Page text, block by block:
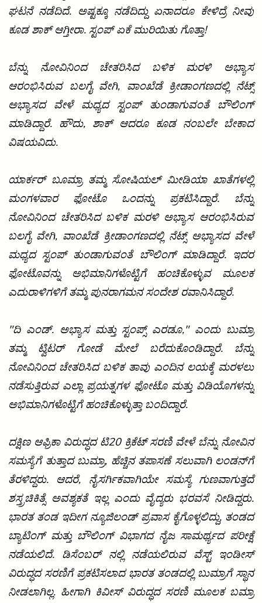
ಘಟನೆ ನಡೆದಿದೆ. ಅಷ್ಟಕ್ಕೂ ನಡೆದಿದ್ದು ಏನಾದರೂ ಕೇಳಿದ್ರೆ ನೀವು
ಕೂಡ ಶಾಕ್ ಆಗ್ತೀರಾ. ಸ್ಟಂಪ್ ಏಕೆ ಮುರಿಯಿತು ಗೊತ್ತಾ!
ಬೆನ್ನು ನೋವಿನಿಂದ ಚೇತರಿಸಿದ ಬಳಿಕ ಮರಳಿ ಅಭ್ಯಾಸ
ಆರಂಭಿಸಿರುವ ಬಲಗೈ ವೇಗಿ, ವಾಂಖೆಡೆ ಕ್ರೀಡಾಂಗಣದಲ್ಲಿ ನೆಟ್ಸ್‌
ಅಭ್ಯಾಸದ ವೇಳೆ ಮಧ್ಯದ ಸ್ಟಂಪ್‌ ತುಂಡಾಗುವಂತೆ ಬೌಲಿಂಗ್‌
ಮಾಡಿದ್ದಾರೆ. ಹೌದು, ಶಾಕ್ ಆದರೂ ಕೂಡ ನಂಬಲೇ ಬೇಕಾದ
ವಿಷಯವಿದು.
ಯಾರ್ಕರ್ ಬೂಮ್ರಾ ತಮ್ಮ ಸೋಷಿಯಲ್‌ ಮೀಡಿಯಾ ಖಾತೆಗಳಲ್ಲಿ
ಮಂಗಳವಾರ ಫೋಟೊ ಒಂದನ್ನು ಪ್ರಕಟಿಸಿದ್ದಾರೆ. ಬೆನ್ನು
ನೋವಿನಿಂದ ಚೇತರಿಸಿದ ಬಳಿಕ ಮರಳಿ ಅಭ್ಯಾಸ ಆರಂಭಿಸಿರುವ
ಬಲಗೈ ವೇಗಿ, ವಾಂಖೆಡೆ ಕ್ರೀಡಾಂಗಣದಲ್ಲಿ ನೆಟ್ಸ್‌ ಅಭ್ಯಾಸದ ವೇಳೆ
ಮಧ್ಯದ ಸ್ಟಂಪ್‌ ತುಂಡಾಗುವಂತೆ ಬೌಲಿಂಗ್‌ ಮಾಡಿದ್ದಾರೆ. ಇದರ
ಫೋಟೊವನ್ನು ಅಭಿಮಾನಿಗಳೊಟ್ಟಿಗೆ ಹಂಚಿಕೊಳ್ಳುವ ಮೂಲಕ
ಎದುರಾಳಿಗಳಿಗೆ ತಮ್ಮ ಪುನರಾಗಮನ ಸಂದೇಶ ರವಾನಿಸಿದ್ದಾರೆ.
"ದಿ ಎಂಡ್‌. ಅಭ್ಯಾಸ ಮತ್ತು ಸ್ಟಂಪ್ಸ್‌ ಎರಡೂ," ಎಂದು ಬುಮ್ರಾ
ತಮ್ಮ ಟ್ವಿಟರ್‌ ಗೋಡೆ ಮೇಲೆ ಬರೆದುಕೊಂಡಿದ್ದಾರೆ. ಬೆನ್ನು
ನೋವಿನಿಂದ ಚೇತರಿಸಿದ ಬಳಿಕ ತಾವು ಎಂದಿನ ಲಯಕ್ಕೆ ಮರಳಲು
ನಡೆಸುತ್ತಿರುವ ಎಲ್ಲಾ ಪ್ರಯತ್ನಗಳ ಫೋಟೊ ಮತ್ತು ವಿಡಿಯೊಗಳನ್ನು
ಅಭಿಮಾನಿಗಳೊಟ್ಟಿಗೆ ಹಂಚಿಕೊಳ್ಳುತ್ತಾ ಬಂದಿದ್ದಾರೆ.
ದಕ್ಷಿಣ ಆಫ್ರಿಕಾ ವಿರುದ್ಧದ ಟಿ20 ಕ್ರಿಕೆಟ್‌ ಸರಣಿ ವೇಳೆ ಬೆನ್ನು ನೋವಿನ
ಸಮಸ್ಯೆಗೆ ತುತ್ತಾದ ಬುಮ್ರಾ, ಹೆಚ್ಚಿನ ತಪಾಸಣೆ ಸಲುವಾಗಿ ಲಂಡನ್‌ಗೆ
ತೆರಳಿದ್ದರು. ಆದರೆ, ನೈಸರ್ಗಿಕವಾಗಿಯೇ ಸಮಸ್ಯೆ ಗುಣವಾಗುತ್ತದೆ
ಶಸ್ತ್ರಚಿಕಿತ್ಸೆ ಅವಶ್ಯಕತೆ ಇಲ್ಲ ಎಂದು ವೈದ್ಯರು ಭರವಸೆ ನೀಡಿದ್ದರು.
ಭಾರತ ತಂಡ ಇದೀಗ ನ್ಯೂಜಿಲಂಡ್‌ ಪ್ರವಾಸ ಕೈಗೊಳ್ಳಲಿದ್ದು, ತಂಡದ
ಬ್ಯಾಟಿಂಗ್‌ ಮತ್ತು ಬೌಲಿಂಗ್‌ ವಿಭಾಗದ ನೈಜ ಸಾಮರ್ಥ್ಯದ ಪರೀಕ್ಷೆ
ನಡೆಯಲಿದೆ. ಡಿಸೆಂಬರ್ ನಲ್ಲಿ ನಡೆಯಲಿರುವ ವೆಸ್ಟ್‌ ಇಂಡೀಸ್‌
ವಿರುದ್ಧದ ಸರಣಿಗೆ ಪ್ರಕಟಿಸಲಾದ ಭಾರತ ತಂಡದಲ್ಲಿ ಬುಮ್ರಾಗೆ ಸ್ಥಾನ
ನೀಡಲಾಗಿಲ್ಲ. ಹೀಗಾಗಿ ಕಿವೀಸ್‌ ವಿರುದ್ಧದ ಸರಣಿ ಮೂಲಕ ಬಮ್ರಾ